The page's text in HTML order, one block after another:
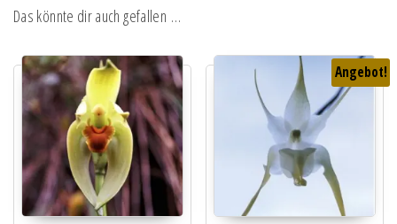
Das könnte dir auch gefallen …
Angebot!